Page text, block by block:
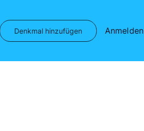
Denkmal hinzufügen Anmelden